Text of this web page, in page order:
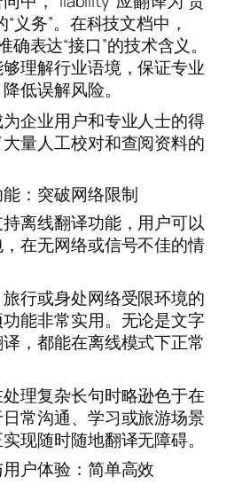
义务”。在科技文档中，
确表达“接口”的技术含义。
理解行业语境，保证专业
低误解风险。
企业用户和专业人士的得
量人工校对和查阅资料的
：突破网络限制
离线翻译功能，用户可以
在无网络或信号不佳的情
行或身处网络受限环境的
能非常实用。无论是文字
，都能在离线模式下正常
理复杂长句时略逊色于在
常沟通、学习或旅游场景
现随时随地翻译无障碍。
户体验：简单高效